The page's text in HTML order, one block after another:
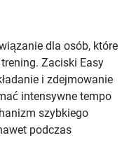
dla osób, które
Zaciski Easy
i zdejmowanie
intensywne tempo
szybkiego
podczas